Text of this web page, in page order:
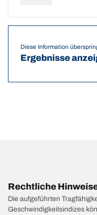
Diese Information
Ergebnisse
Rechtliche
Die aufgeführten
Geschwindigkeitsindizes